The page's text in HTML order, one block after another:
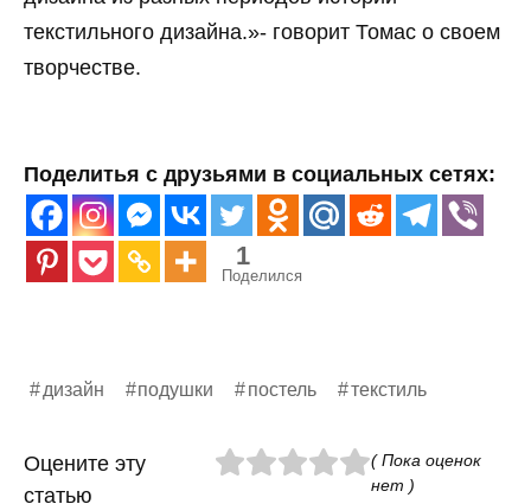
текстильного дизайна.»- говорит Томас о своем
творчестве.
Поделитья с друзьями в социальных сетях:
1
Поделился
дизайн подушки постель текстиль
Оцените эту
статью
( Пока оценок
нет )